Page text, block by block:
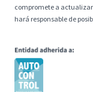
compromete a
hará responsable de